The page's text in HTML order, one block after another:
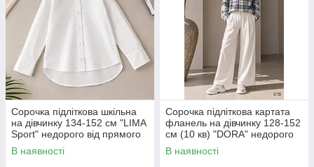
Сорочка підліткова шкільна
на дівчинку 134-152 см "LIMA
Sport" недорого від прямого
постачальника
В наявності
Сорочка підліткова картата
фланель на дівчинку 128-152
см (10 кв) "DORA" недорого
від прямого постачальника
В наявності